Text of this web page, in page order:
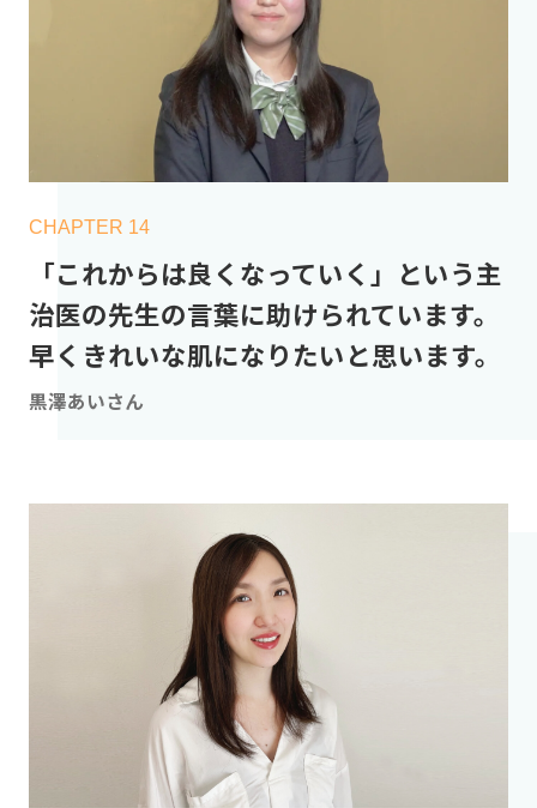
CHAPTER 14
「これからは良くなっていく」という主
治医の先生の言葉に助けられています。
早くきれいな肌になりたいと思います。
黒澤あいさん